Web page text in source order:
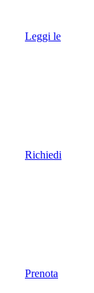
Leggi le
Richiedi
Prenota